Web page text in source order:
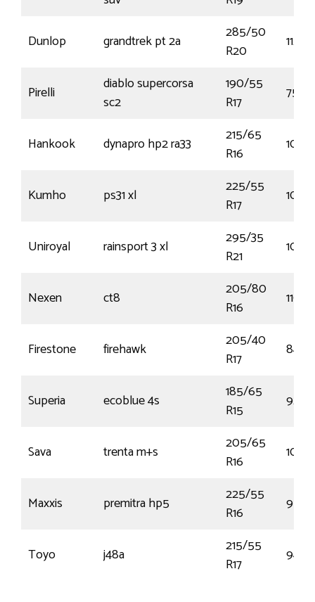
Dunlop grandtrek pt 2a
285/50
R20
112V
Pirelli
diablo supercorsa
sc2
190/55
R17
75W
Hankook dynapro hp2 ra33
215/65
R16
102T
Kumho ps31 xl
225/55
R17
101W
Uniroyal rainsport 3 xl
295/35
R21
107Y
Nexen ct8
205/80
R16
110S
Firestone firehawk
205/40
R17
84W
Superia ecoblue 4s
185/65
R15
92T
Sava trenta m+s
205/65
R16
107T
Maxxis premitra hp5
225/55
R16
95V
Toyo j48a
215/55
R17
94V